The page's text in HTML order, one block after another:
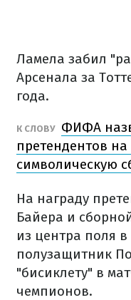
Ламела забил
Арсенала за
года.
К СЛОВУ ФИФА
претендентов
символическую
На награду
Байера и
из центра поля
полузащитник
"бисиклету" в
чемпионов.